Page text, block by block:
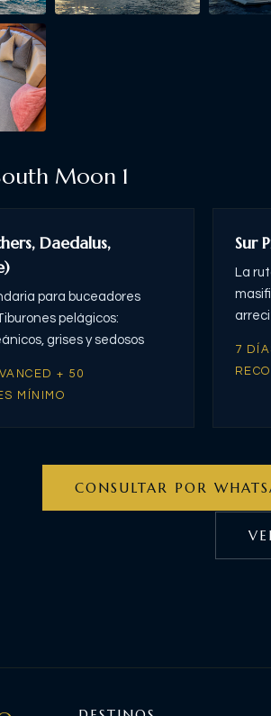
Moon 1
Daedalus,
para buceadores
pelágicos:
grises y sedosos
+ 50
MÍNIMO
Sur
La
7
CONSULTAR POR